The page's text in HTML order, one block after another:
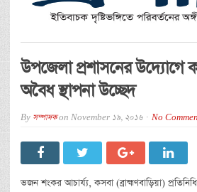
উপজেলা প্রশাসনের উদ্যোগে
অবৈধ স্থাপনা উচ্ছেদ
By সম্পাদকon November 19, 2016 No
ভজন শংকর আচার্য্য, কসবা (ব্রাহ্মণবাড়িয়া)